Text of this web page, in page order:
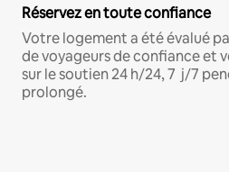
Réservez en toute confiance
Votre logement a été évalué
de voyageurs de confiance et
sur le soutien 24 h/24, 7 j/7
prolongé.